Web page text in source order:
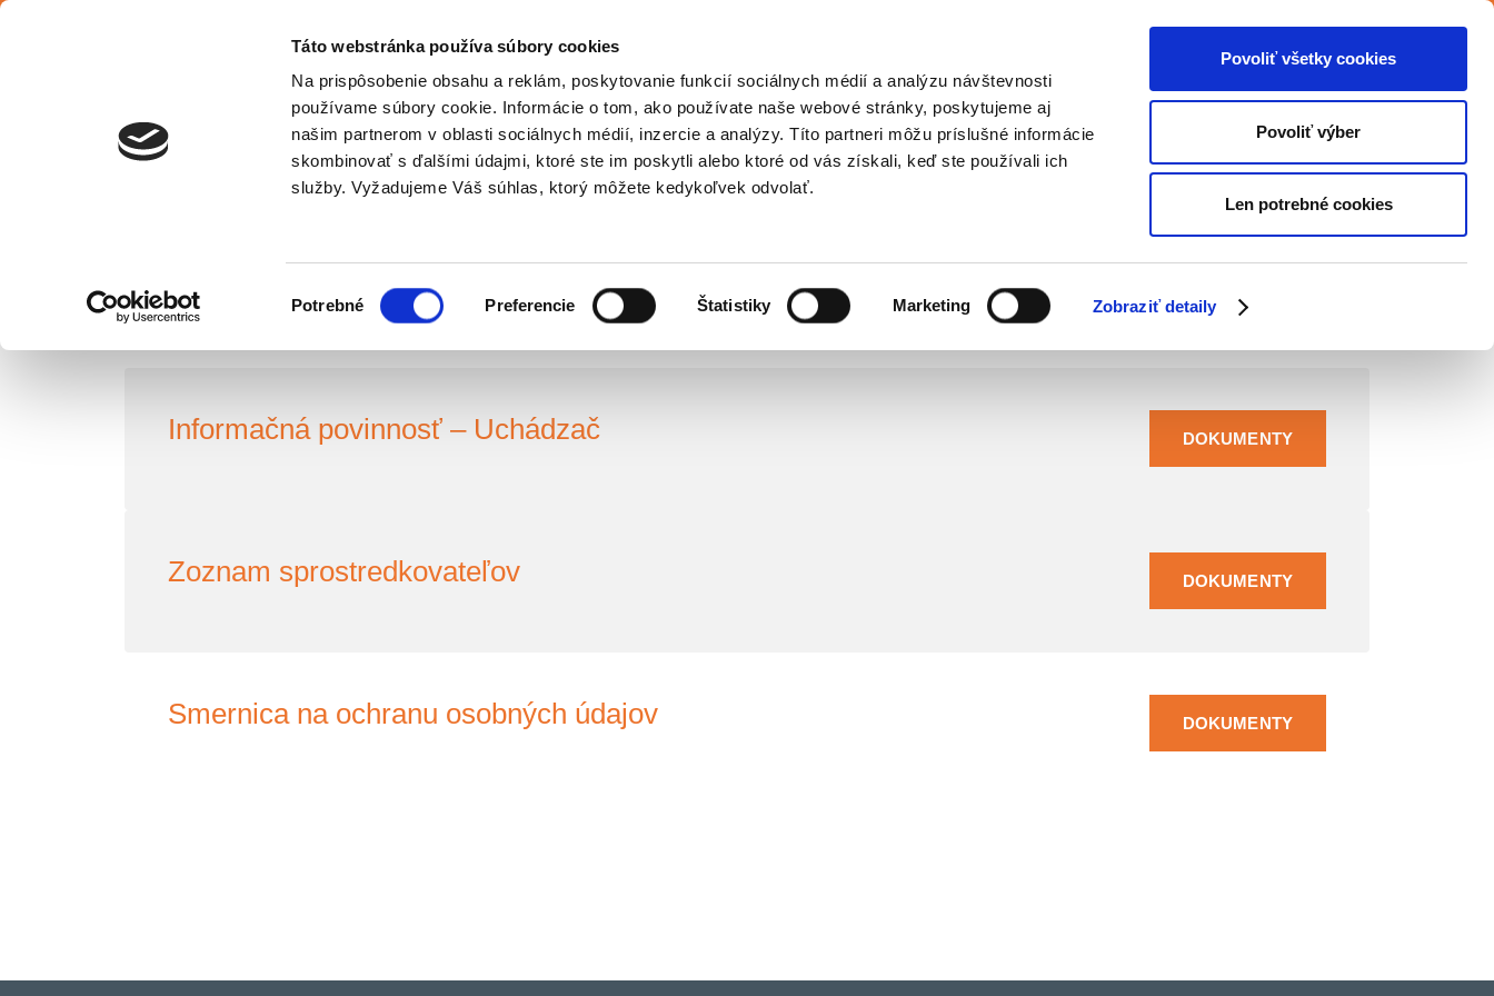
Táto webstránka používa súbory cookies
Na prispôsobenie obsahu a reklám, poskytovanie funkcií sociálnych médií a analýzu návštevnosti
používame súbory cookie. Informácie o tom, ako používate naše webové stránky, poskytujeme aj
našim partnerom v oblasti sociálnych médií, inzercie a analýzy. Títo partneri môžu príslušné informácie
skombinovať s ďalšími údajmi, ktoré ste im poskytli alebo ktoré od vás získali, keď ste používali ich
služby. Vyžadujeme Váš súhlas, ktorý môžete kedykoľvek odvolať.
Potrebné Preferencie Štatistiky Marketing Zobraziť detaily
Povoliť všetky cookies
Povoliť výber
Len potrebné cookies
Kariéra
Slovensko O NÁS NAŠE SLUŽBY NAŠE POKRYTIE SPOLOČENSKÁ ZODPOVEDNOSŤ NOVINKY KONTAKT
Informačná povinnosť – Uchádzač DOKUMENTY
Zoznam sprostredkovateľov DOKUMENTY
Smernica na ochranu osobných údajov DOKUMENTY